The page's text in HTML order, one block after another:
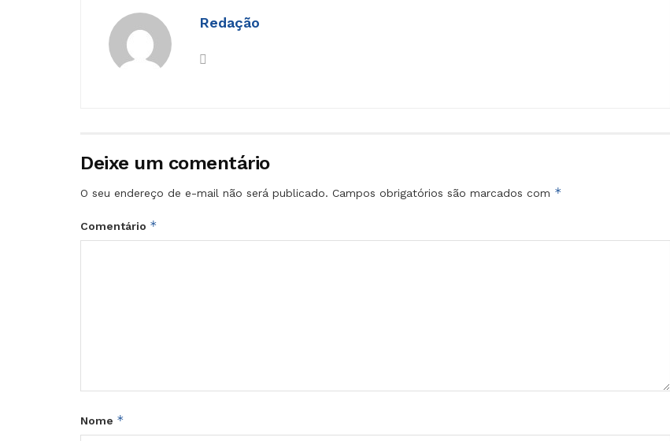
Redação
Deixe um comentário
O seu endereço de e-mail não será publicado. Campos obrigatórios são marcados com *
Comentário *
Nome *